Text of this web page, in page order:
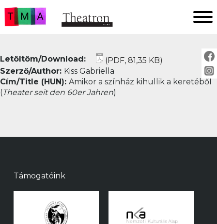
AKTUÁLIS
ARCHÍVUM
IMPRESSZUM
PEER REVIEW
Letöltöm/Download:
(PDF, 81,35 KB)
Szerző/Author: Kiss Gabriella
Cím/Title (HUN): Amikor a színház kihullik a keretéből
(Theater seit den 60er Jahren)
Támogatóink